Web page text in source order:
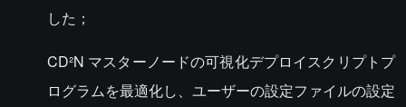
した；
CD²N マスターノードの可視化デプロイスクリプトプ
ログラムを最適化し、ユーザーの設定ファイルの設定